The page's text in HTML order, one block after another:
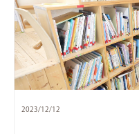
2023/12/12